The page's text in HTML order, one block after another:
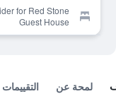
for Red Stone
Guest House
لمحة عن التقييمات